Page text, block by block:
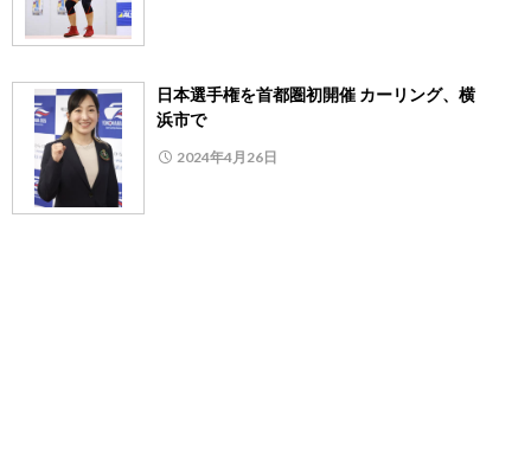
日本選手権を首都圏初開催 カーリング、横
浜市で
2024年4月26日